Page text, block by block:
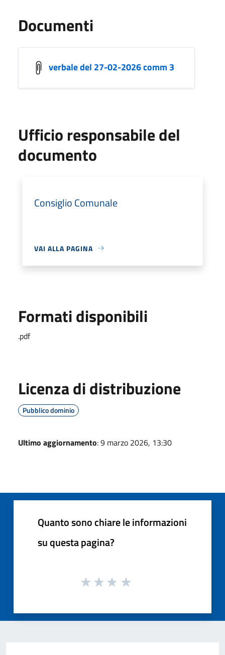
Documenti
verbale del 27-02-2026 comm 3
Ufficio responsabile del
documento
Consiglio Comunale
VAI ALLA PAGINA
Formati disponibili
.pdf
Licenza di distribuzione
Pubblico dominio
Ultimo aggiornamento: 9 marzo 2026, 13:30
Quanto sono chiare le informazioni
su questa pagina?